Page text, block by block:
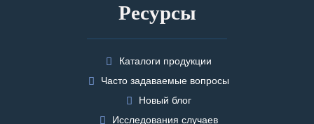
Ресурсы
Каталоги продукции
Часто задаваемые вопросы
Новый блог
Исследования случаев